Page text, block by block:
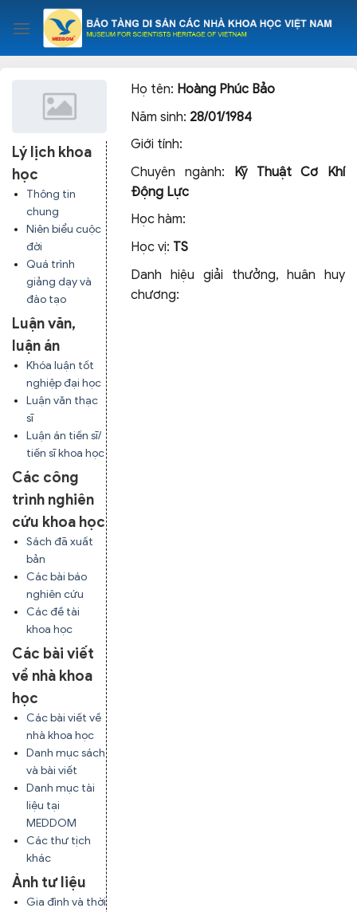
content
Lý lịch khoa
học
Thông tin
chung
Niên biểu cuộc
đời
Quá trình
giảng dạy và
đào tạo
Luận văn,
luận án
Khóa luận tốt
nghiệp đại học
Luận văn thạc
sĩ
Luận án tiến sĩ/
tiến sĩ khoa học
Các công
trình nghiên
cứu khoa học
Sách đã xuất
bản
Các bài báo
nghiên cứu
Các đề tài
khoa học
Các bài viết
về nhà khoa
học
Các bài viết về
nhà khoa học
Danh mục sách
và bài viết
Danh mục tài
liệu tại
MEDDOM
Các thư tịch
khác
Ảnh tư liệu
Gia đình và thời
Họ tên: Hoàng Phúc Bảo
Năm sinh: 28/01/1984
Giới tính:
Chuyên ngành:
Kỹ Thuật Cơ Khí
Động Lực
Học hàm:
Học vị: TS
Danh hiệu giải thưởng, huân huy
chương: